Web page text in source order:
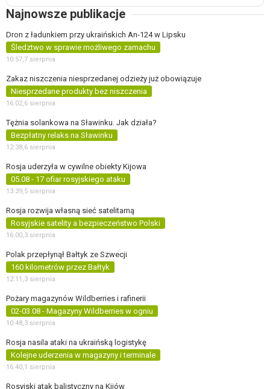
Najnowsze publikacje
Dron z ładunkiem przy ukraińskich An-124 w Lipsku
Śledztwo w sprawie możliwego zamachu
10:57,7 sierpnia
Zakaz niszczenia niesprzedanej odzieży już obowiązuje
Niesprzedane produkty bez niszczenia
16:02,6 sierpnia
Tężnia solankowa na Sławinku. Jak działa?
Bezpłatny relaks na Sławinku
12:38,6 sierpnia
Rosja uderzyła w cywilne obiekty Kijowa
05.08 - 17 ofiar rosyjskiego ataku
13:39,5 sierpnia
Rosja rozwija własną sieć satelitarną
Rosyjskie satelity a bezpieczeństwo Polski
16:00,3 sierpnia
Polak przepłynął Bałtyk ze Szwecji
160 kilometrów przez Bałtyk
12:11,3 sierpnia
Pożary magazynów Wildberries i rafinerii
02-03.08 - Magazyny Wildberries w ogniu
10:48,3 sierpnia
Rosja nasila ataki na ukraińską logistykę
Kolejne uderzenia w magazyny i terminale
16:40,1 sierpnia
Rosyjski atak balistyczny na Kijów